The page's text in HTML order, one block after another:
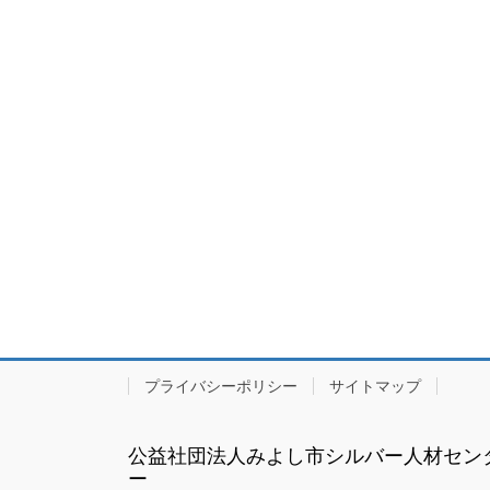
プライバシーポリシー サイトマップ
公益社団法人みよし市シルバー人材セン
ー